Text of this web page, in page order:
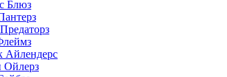
Блюз
Ойлерз